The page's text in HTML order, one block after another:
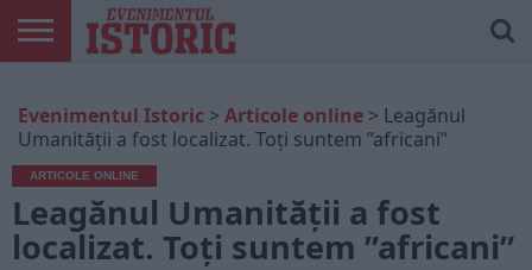
ONLINE
EDIȚII
TIPĂRITE
ISTORIC
PLAY
CONTUL
MEU
Evenimentul Istoric > Articole online > Leagănul
Umanității a fost localizat. Toți suntem ”africani”
ARTICOLE ONLINE
Leagănul Umanității a fost
localizat. Toți suntem ”africani”